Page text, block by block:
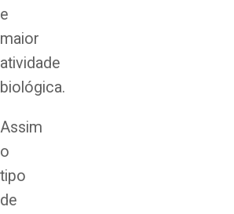
e
maior
atividade
biológica.
Assim
o
tipo
de